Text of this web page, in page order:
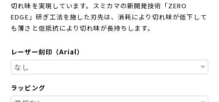
切れ味を実現しています。スミカマの新開発技術「ZERO
EDGE」研ぎ工法を施した刃先は、消耗により切れ味が低下して
も薄さと低抵抗により切れ味が長持ちします。
レーザー刻印（Arial）
ラッピング